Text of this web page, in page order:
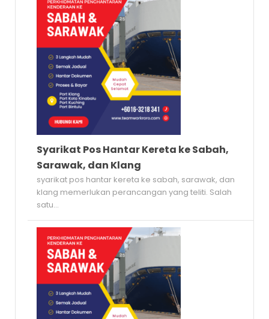
Syarikat Pos Hantar Kereta ke Sabah,
Sarawak, dan Klang
syarikat pos hantar kereta ke sabah, sarawak, dan
klang memerlukan perancangan yang teliti. Salah
satu...